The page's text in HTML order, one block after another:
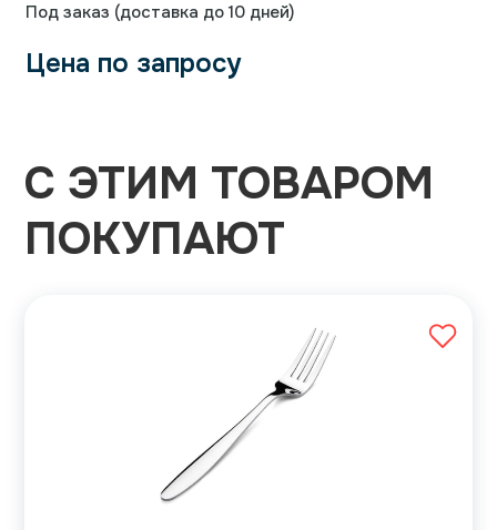
Под заказ (доставка до 10 дней)
Цена по запросу
С ЭТИМ ТОВАРОМ
ПОКУПАЮТ